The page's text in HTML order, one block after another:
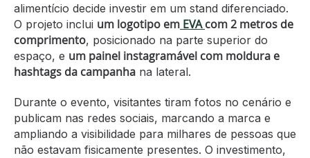
alimentício decide investir em um stand diferenciado.
O projeto inclui um logotipo em EVAcom 2 metros de
comprimento, posicionado na parte superior do
espaço, e um painel instagramável com moldura e
hashtags da campanha na lateral.
Durante o evento, visitantes tiram fotos no cenário e
publicam nas redes sociais, marcando a marca e
ampliando a visibilidade para milhares de pessoas que
não estavam fisicamente presentes. O investimento,